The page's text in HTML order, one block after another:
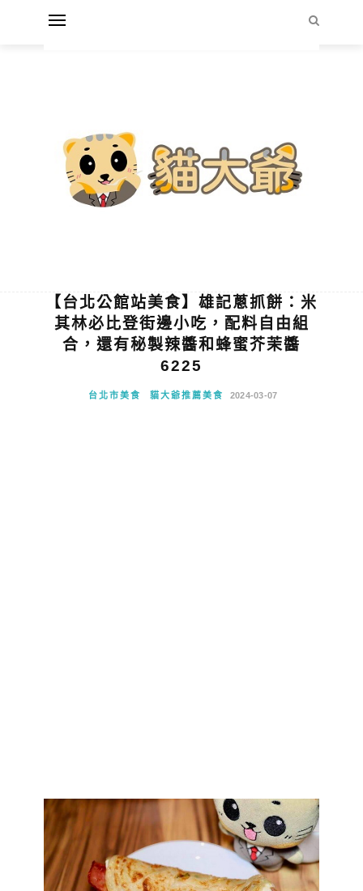
【台北公館站美食】雄記蔥抓餅：米
其林必比登街邊小吃，配料自由組
合，還有秘製辣醬和蜂蜜芥茉醬
6225
台北市美食 貓大爺推薦美食 2024-03-07